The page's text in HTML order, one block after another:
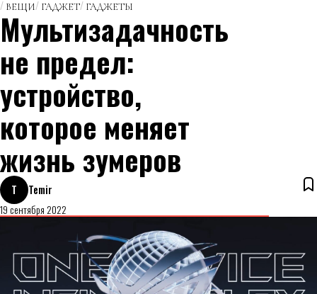
ВЕЩИ ГАДЖЕТ ГАДЖЕТЫ
Мультизадачность
не предел:
устройство,
которое меняет
жизнь зумеров
T
Temir
19 сентября 2022